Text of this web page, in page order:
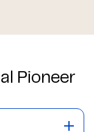
Pioneer